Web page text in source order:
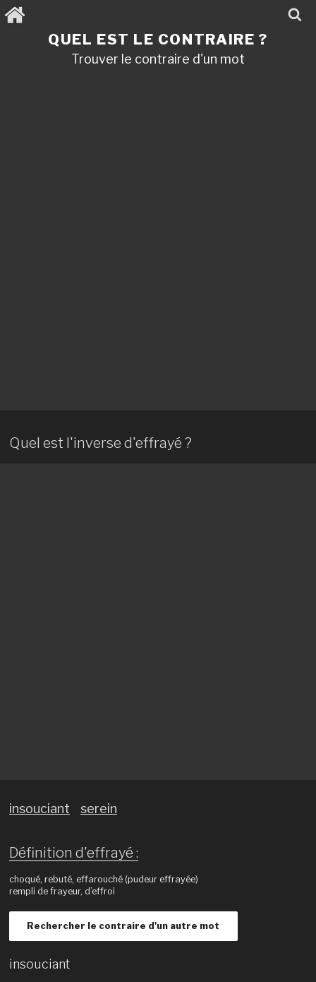
Aller
au
QUEL EST LE CONTRAIRE ?
Trouver le contraire d'un mot
Quel est l'inverse d'effrayé ?
insouciant serein
Définition d'effrayé :
choqué, rebuté, effarouché (pudeur effrayée)
rempli de frayeur, d’effroi
Rechercher le contraire d'un autre mot
insouciant